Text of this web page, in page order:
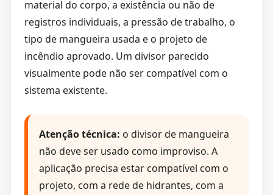
material do corpo, a existência ou não de
registros individuais, a pressão de trabalho, o
tipo de mangueira usada e o projeto de
incêndio aprovado. Um divisor parecido
visualmente pode não ser compatível com o
sistema existente.
Atenção técnica: o divisor de mangueira
não deve ser usado como improviso. A
aplicação precisa estar compatível com o
projeto, com a rede de hidrantes, com a